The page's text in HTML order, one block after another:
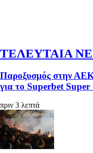
ΤΕΛΕΥΤΑΙΑ
Παροξυσμός στην ΑΕΚ:
για το Superbet
πριν 3 λεπτά